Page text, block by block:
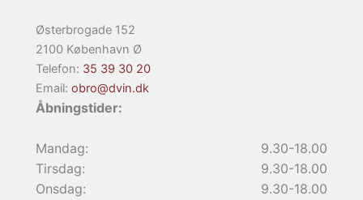
Østerbrogade 152
2100 København Ø
Telefon: 35 39 30 20
Email: obro@dvin.dk
Åbningstider:
Mandag:
9.30-18.00
Tirsdag:
9.30-18.00
Onsdag:
9.30-18.00